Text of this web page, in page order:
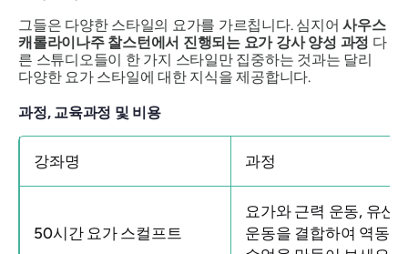
그들은 다양한 스타일의 요가를 가르칩니다. 심지어사우스
캐롤라이나주 찰스턴에서 진행되는 요가 강사 양성 과정 다
른 스튜디오들이 한 가지 스타일만 집중하는 것과는 달리
다양한 요가 스타일에 대한 지식을 제공합니다.
과정, 교육과정 및 비용
강좌명 과정
50시간 요가 스컬프트
요가와 근력 운동, 유산
운동을 결합하여 역동